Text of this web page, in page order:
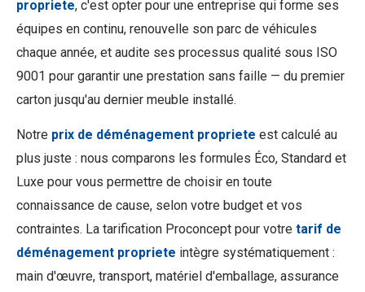
propriete, c'est opter pour une entreprise qui forme ses
équipes en continu, renouvelle son parc de véhicules
chaque année, et audite ses processus qualité sous ISO
9001 pour garantir une prestation sans faille — du premier
carton jusqu'au dernier meuble installé.
Notre prix de déménagement propriete est calculé au
plus juste : nous comparons les formules Éco, Standard et
Luxe pour vous permettre de choisir en toute
connaissance de cause, selon votre budget et vos
contraintes. La tarification Proconcept pour votre tarif de
déménagement propriete intègre systématiquement :
main d'œuvre, transport, matériel d'emballage, assurance